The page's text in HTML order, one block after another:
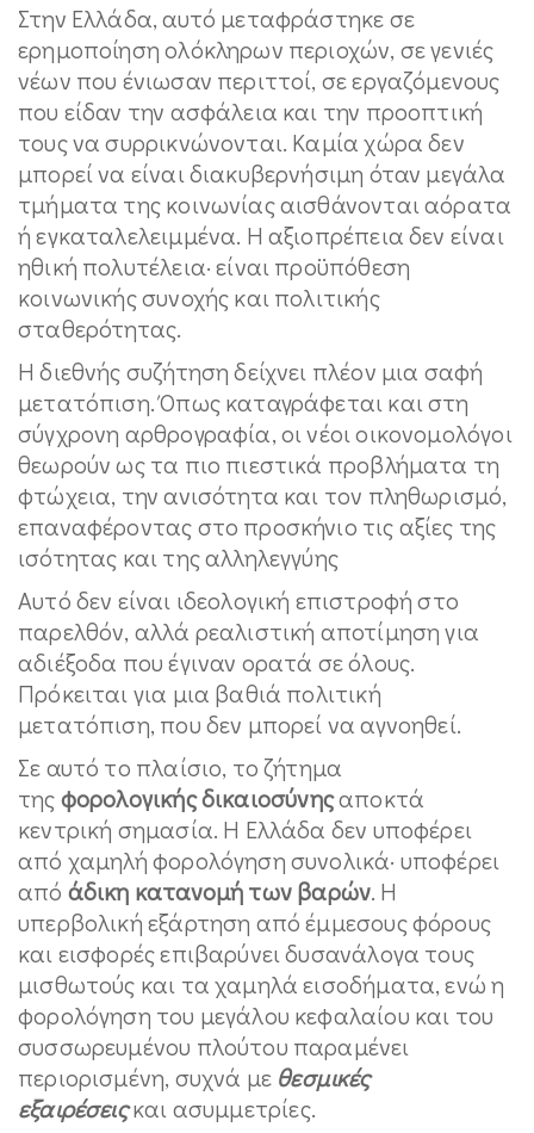
Στην Ελλάδα, αυτό μεταφράστηκε σε
ερημοποίηση ολόκληρων περιοχών, σε γενιές
νέων που ένιωσαν περιττοί, σε εργαζόμενους
που είδαν την ασφάλεια και την προοπτική
τους να συρρικνώνονται. Καμία χώρα δεν
μπορεί να είναι διακυβερνήσιμη όταν μεγάλα
τμήματα της κοινωνίας αισθάνονται αόρατα
ή εγκαταλελειμμένα. Η αξιοπρέπεια δεν είναι
ηθική πολυτέλεια· είναι προϋπόθεση
κοινωνικής συνοχής και πολιτικής
σταθερότητας.
Η διεθνής συζήτηση δείχνει πλέον μια σαφή
μετατόπιση. Όπως καταγράφεται και στη
σύγχρονη αρθρογραφία, οι νέοι οικονομολόγοι
θεωρούν ως τα πιο πιεστικά προβλήματα τη
φτώχεια, την ανισότητα και τον πληθωρισμό,
επαναφέροντας στο προσκήνιο τις αξίες της
ισότητας και της αλληλεγγύης
Αυτό δεν είναι ιδεολογική επιστροφή στο
παρελθόν, αλλά ρεαλιστική αποτίμηση για
αδιέξοδα που έγιναν ορατά σε όλους.
Πρόκειται για μια βαθιά πολιτική
μετατόπιση, που δεν μπορεί να αγνοηθεί.
Σε αυτό το πλαίσιο, το ζήτημα
τηςφορολογικής δικαιοσύνηςαποκτά
κεντρική σημασία. Η Ελλάδα δεν υποφέρει
από χαμηλή φορολόγηση συνολικά· υποφέρει
από άδικη κατανομή των βαρών. Η
υπερβολική εξάρτηση από έμμεσους φόρους
και εισφορές επιβαρύνει δυσανάλογα τους
μισθωτούς και τα χαμηλά εισοδήματα, ενώ η
φορολόγηση του μεγάλου κεφαλαίου και του
συσσωρευμένου πλούτου παραμένει
περιορισμένη, συχνά με θεσμικές
εξαιρέσειςκαι ασυμμετρίες.